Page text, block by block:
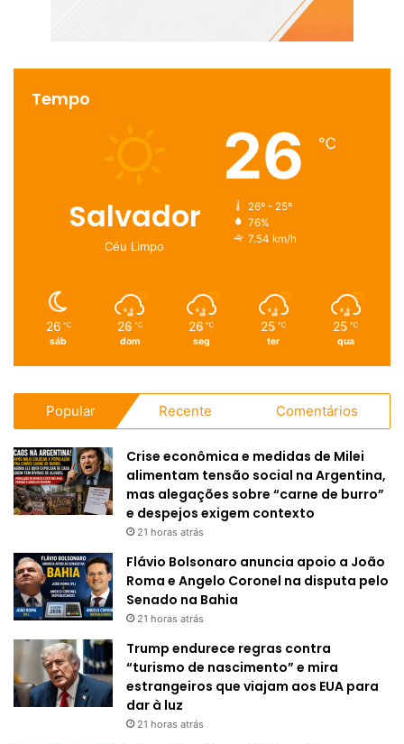
Tempo
Salvador
Céu Limpo
26 ℃
26º - 25º
76%
7.54 km/h
26 ℃
sáb
26 ℃
dom
26 ℃
seg
25 ℃
ter
25 ℃
qua
Popular Recente Comentários
Crise econômica e medidas de Milei
alimentam tensão social na Argentina,
mas alegações sobre “carne de burro”
e despejos exigem contexto
21 horas atrás
Flávio Bolsonaro anuncia apoio a João
Roma e Angelo Coronel na disputa pelo
Senado na Bahia
21 horas atrás
Trump endurece regras contra
“turismo de nascimento” e mira
estrangeiros que viajam aos EUA para
dar à luz
21 horas atrás